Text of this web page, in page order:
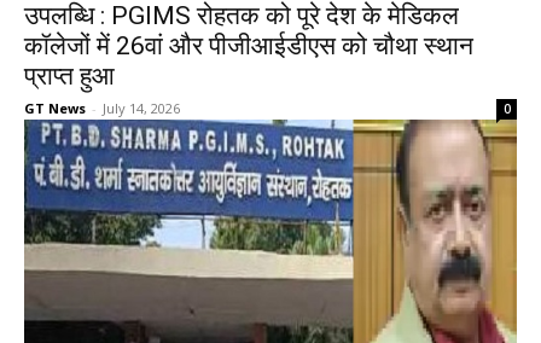
उपलब्धि : PGIMS रोहतक को पूरे देश के मेडिकल
कॉलेजों में 26वां और पीजीआईडीएस को चौथा स्थान
प्राप्त हुआ
GT News - July 14, 2026 0